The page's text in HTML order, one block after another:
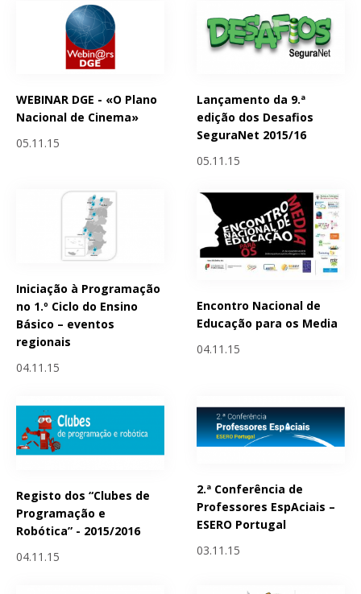
WEBINAR DGE - «O Plano
Nacional de Cinema»
05.11.15
Lançamento da 9.ª
edição dos Desafios
SeguraNet 2015/16
05.11.15
Iniciação à Programação
no 1.º Ciclo do Ensino
Básico – eventos
regionais
04.11.15
Encontro Nacional de
Educação para os Media
04.11.15
Registo dos “Clubes de
Programação e
Robótica” - 2015/2016
04.11.15
2.ª Conferência de
Professores EspAciais –
ESERO Portugal
03.11.15